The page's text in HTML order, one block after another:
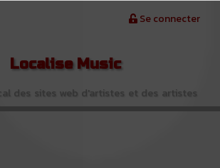
Se connecter
Localise Music
des sites web d'artistes et des artistes